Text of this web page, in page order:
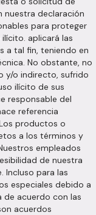
nuestra declaración
para proteger
aplicará las
a tal fin, teniendo en
No obstante, no
y/o indirecto, sufrido
ilícito de sus
responsable del
referencia
productos o
a los términos y
empleados
de nuestra
Incluso para las
especiales debido a
de acuerdo con las
acuerdos